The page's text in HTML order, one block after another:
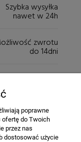
Szybka wysyłka
nawet w 24h
zwrotu
do 14dni
szyfrowaniu SSL
poprawne
ofertę do Twoich
przez nas
dostosować użycie